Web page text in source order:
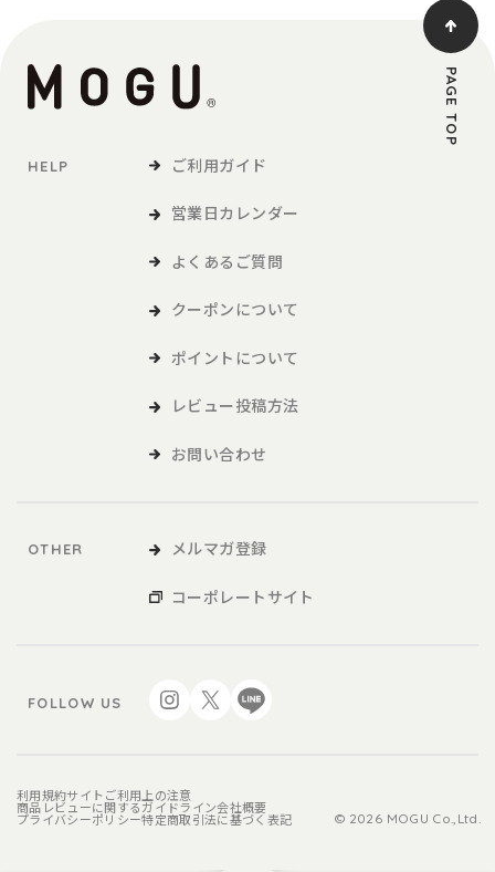
HELP ご利用ガイド
営業日カレンダー
よくあるご質問
クーポンについて
ポイントについて
レビュー投稿方法
お問い合わせ
OTHER メルマガ登録
コーポレートサイト
FOLLOW US
利用規約サイトご利用上の注意
商品レビューに関するガイドライン会社概要
プライバシーポリシー特定商取引法に基づく表記 © 2026 MOGU Co.,Ltd.
PAGE TOP